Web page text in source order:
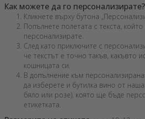
Как можете да го персонализирате?
Кликнете върху бутона
Попълнете полетата с текста, който
персонализирате.
След като приключите с
че текстът е точно такъв, какъвто
кошницата си.
В допълнение към
да изберете и бутилка вино от
бяло или розе), която ще бъде
етикетката.